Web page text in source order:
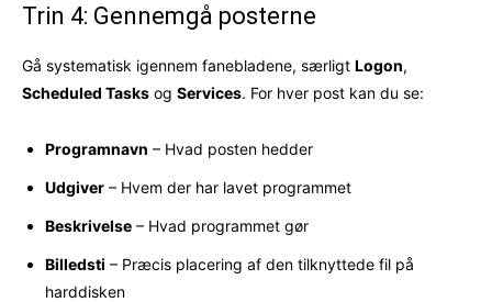
Trin 4: Gennemgå posterne
Gå systematisk igennem fanebladene, særligt Logon,
Scheduled Tasks og Services. For hver post kan du se:
Programnavn – Hvad posten hedder
Udgiver – Hvem der har lavet programmet
Beskrivelse – Hvad programmet gør
Billedsti – Præcis placering af den tilknyttede fil på
harddisken